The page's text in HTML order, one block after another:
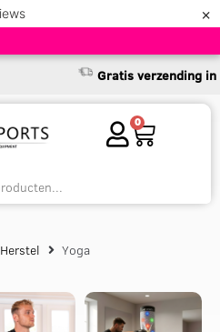
×
Gratis verzending in
0
Yoga